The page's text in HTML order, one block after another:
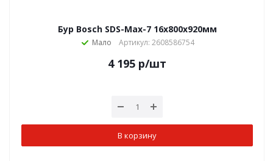
Бур Bosch SDS-Max-7 16x800x920мм
Мало Артикул: 2608586754
4 195 р/шт
В корзину